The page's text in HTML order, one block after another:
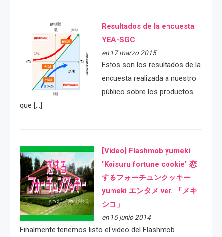
Resultados de la encuesta
YEA-SGC
en 17 marzo 2015
Estos son los resultados de la
encuesta realizada a nuestro
público sobre los productos
que […]
[Video] Flashmob yumeki
"Koisuru fortune cookie" 恋
するフォーチュンクッキー
yumeki エンタメ ver. 「メキ
シコ」
en 15 junio 2014
Finalmente tenemos listo el video del Flashmob